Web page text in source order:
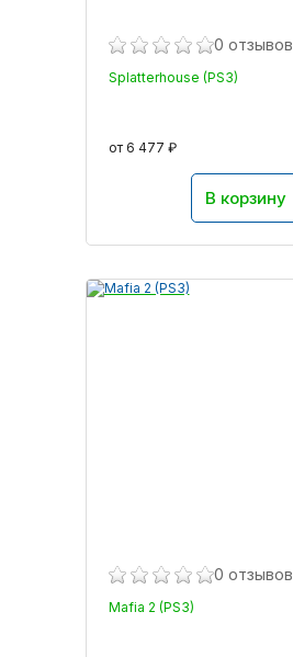
0 отзывов
Splatterhouse (PS3)
от 6 477 ₽
В корзину
0 отзывов
Mafia 2 (PS3)